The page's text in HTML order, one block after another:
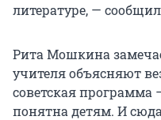
литературе, —
Рита Мошкина
учителя объясняют
советская программа
понятна детям. И